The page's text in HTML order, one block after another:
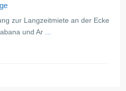
zur Langzeitmiete an der Ecke
und Ar ...